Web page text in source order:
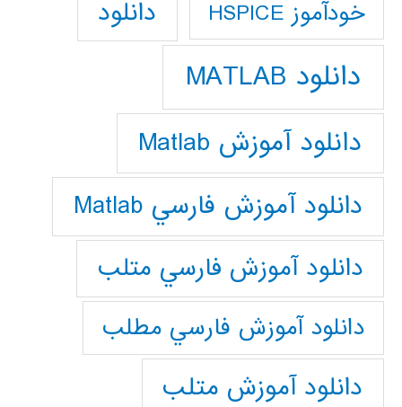
خودآموز HSPICE دانلود
دانلود MATLAB
دانلود آموزش Matlab
دانلود آموزش فارسي Matlab
دانلود آموزش فارسي متلب
دانلود آموزش فارسي مطلب
دانلود آموزش متلب